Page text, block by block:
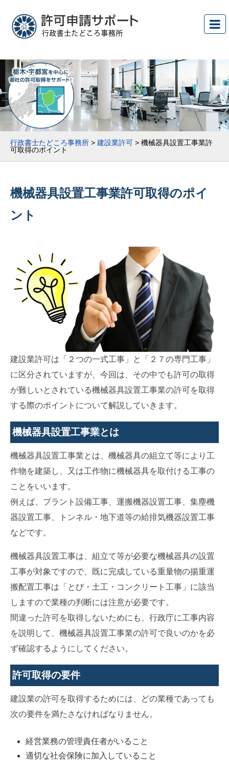
行政書士たどころ事務所 > 建設業許可 > 機械器具設置工事業許
可取得のポイント
機械器具設置工事業許可取得のポイ
ント
建設業許可は「２つの一式工事」と「２７の専門工事」
に区分されていますが、今回は、その中でも許可の取得
が難しいとされている機械器具設置工事業の許可を取得
する際のポイントについて解説していきます。
機械器具設置工事業とは
機械器具設置工事業とは、機械器具の組立て等により工
作物を建築し、又は工作物に機械器具を取付ける工事の
ことをいいます。
例えば、プラント設備工事、運搬機器設置工事、集塵機
器設置工事、トンネル・地下道等の給排気機器設置工事
などです。
機械器具設置工事は、組立て等が必要な機械器具の設置
工事が対象ですので、既に完成している重量物の揚重運
搬配置工事は「とび・土工・コンクリート工事」に該当
しますので業種の判断には注意が必要です。
間違った許可を取得しないためにも、行政庁に工事内容
を説明して、機械器具設置工事業の許可で良いのかを必
ず確認するようにしてください。
許可取得の要件
建設業の許可を取得するためには、どの業種であっても
次の要件を満たさなければなりません。
経営業務の管理責任者がいること
適切な社会保険に加入していること